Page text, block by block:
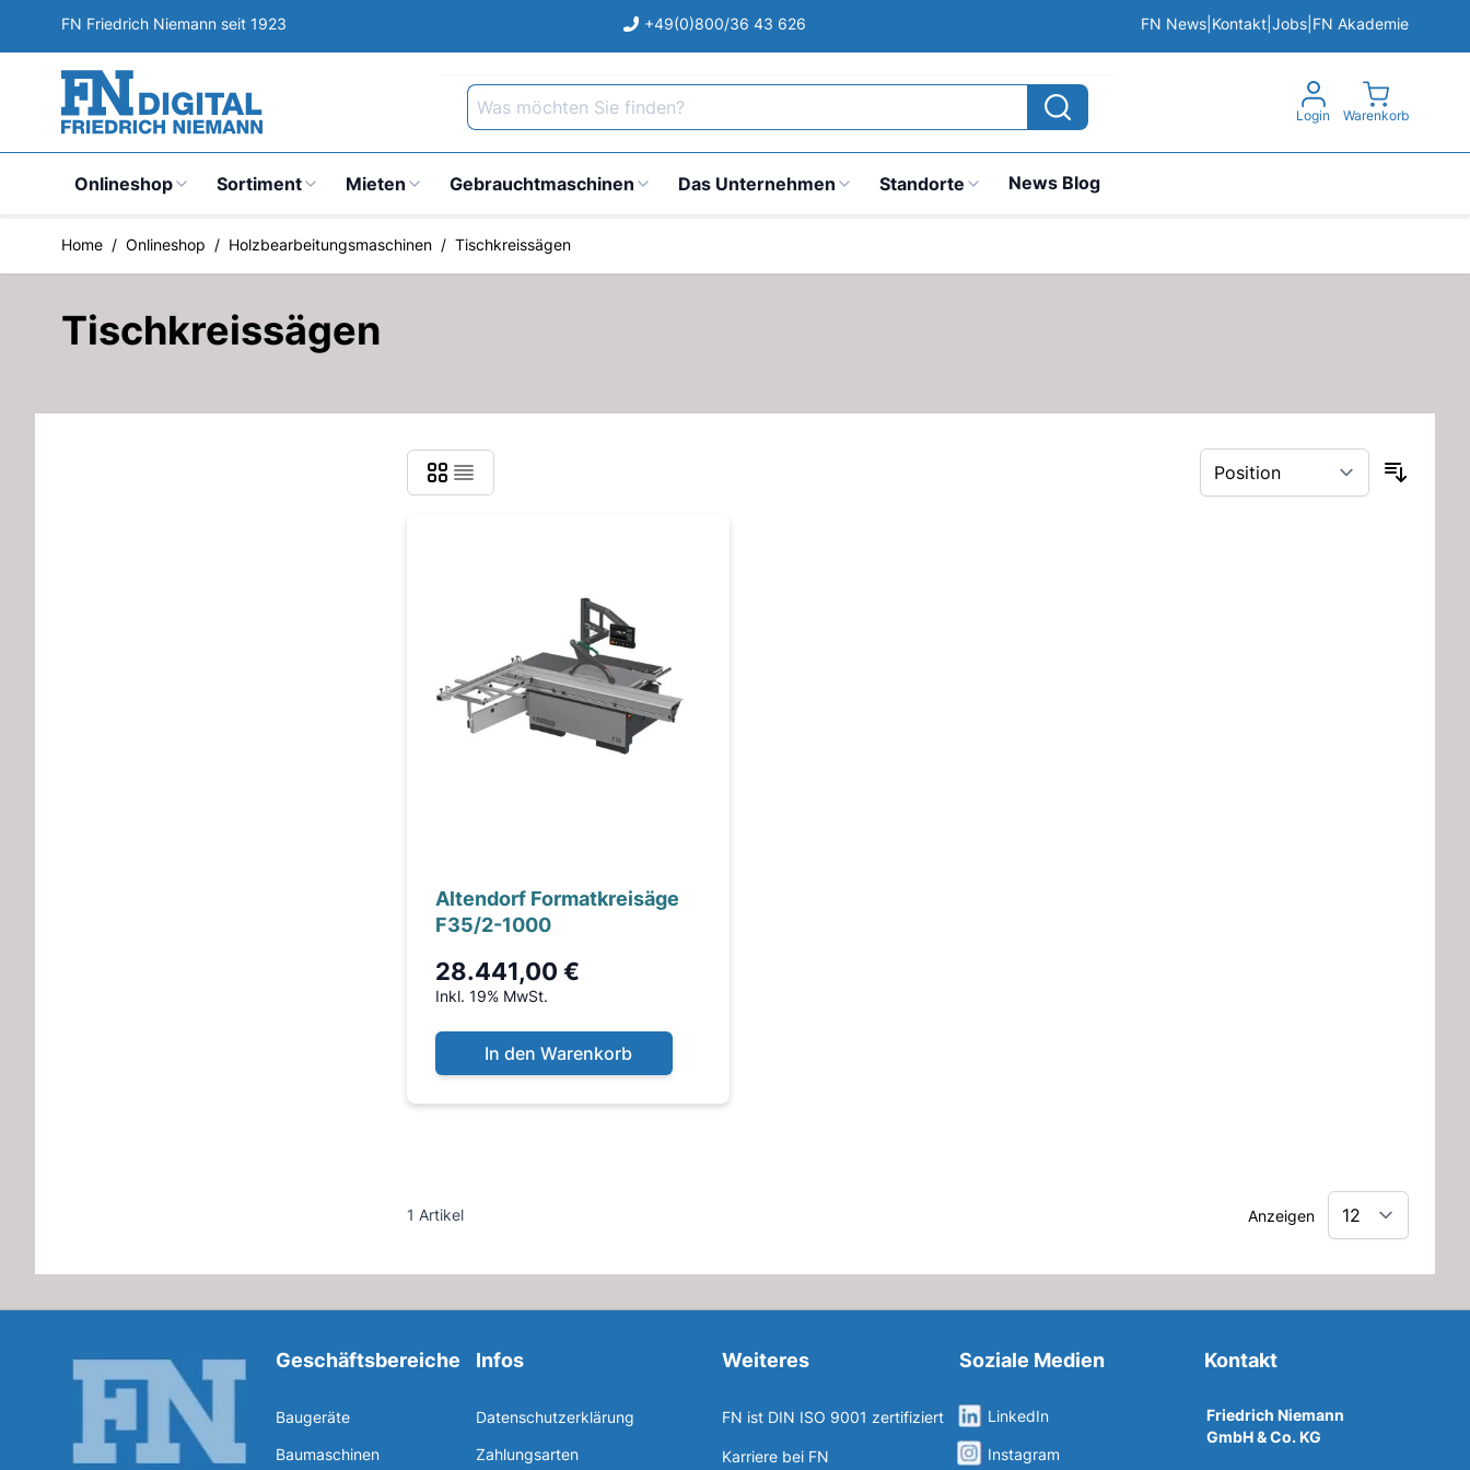
Direkt zum Inhalt
FN Friedrich Niemann seit 1923 +49(0)800/36 43 626 FN News Kontakt Jobs FN Akademie
Was möchten Sie finden?
Login
View cart,
Warenkorb
Onlineshop Sortiment Mieten Gebrauchtmaschinen Das Unternehmen Standorte News Blog
Home / Onlineshop / Holzbearbeitungsmaschinen / Tischkreissägen
Tischkreissägen
Altendorf Formatkreisäge
F35/2-1000
28.441,00 €
Inkl. 19% MwSt.
In den Warenkorb
1 Artikel Anzeigen
Geschäftsbereiche
Baugeräte
Baumaschinen
Infos
Datenschutzerklärung
Zahlungsarten
Weiteres
FN ist DIN ISO 9001 zertifiziert
Karriere bei FN
Soziale Medien
LinkedIn
Instagram
Kontakt
Friedrich Niemann
GmbH & Co. KG